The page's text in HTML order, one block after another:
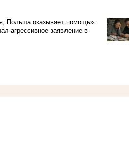
Польша оказывает помощь»:
агрессивное заявление в